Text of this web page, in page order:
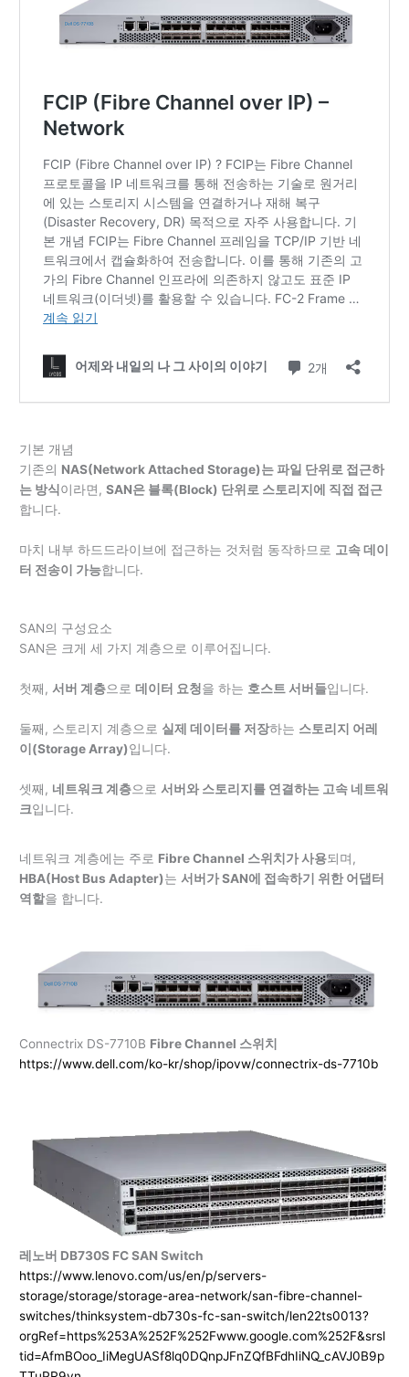
기본 개념
기존의 NAS(Network Attached Storage)는 파일 단위로 접근하
는 방식이라면,SAN은 블록(Block) 단위로 스토리지에 직접 접근
합니다.
마치 내부 하드드라이브에 접근하는 것처럼 동작하므로 고속 데이
터 전송이 가능합니다.
SAN의 구성요소
SAN은 크게 세 가지 계층으로 이루어집니다.
첫째,서버 계층으로데이터 요청을 하는 호스트 서버들입니다.
둘째, 스토리지 계층으로 실제 데이터를 저장하는 스토리지 어레
이(Storage Array)입니다.
셋째, 네트워크 계층으로서버와 스토리지를 연결하는 고속 네트워
크입니다.
네트워크 계층에는 주로 Fibre Channel 스위치가 사용되며,
HBA(Host Bus Adapter)는서버가 SAN에 접속하기 위한 어댑터
역할을 합니다.
Connectrix DS-7710B Fibre Channel 스위치
https://www.dell.com/ko-kr/shop/ipovw/connectrix-ds-7710b
레노버 DB730S FC SAN Switch
https://www.lenovo.com/us/en/p/servers-
storage/storage/storage-area-network/san-fibre-channel-
switches/thinksystem-db730s-fc-san-switch/len22ts0013?
orgRef=https%253A%252F%252Fwww.google.com%252F&srsl
tid=AfmBOoo_IiMegUASf8lq0DQnpJFnZQfBFdhIiNQ_cAVJ0B9p